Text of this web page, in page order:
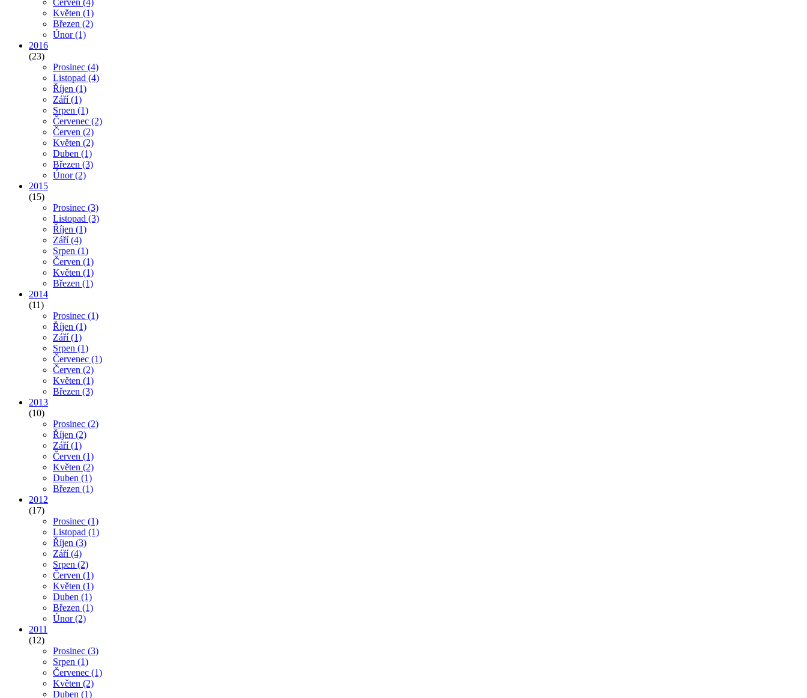
Červen (4)
Květen (1)
Březen (2)
Únor(1)
2016
(23)
Prosinec (4)
Listopad (4)
Říjen (1)
Září(1)
Srpen (1)
Červenec (2)
Červen (2)
Květen (2)
Duben (1)
Březen (3)
Únor(2)
2015
(15)
Prosinec (3)
Listopad (3)
Říjen (1)
Září(4)
Srpen (1)
Červen (1)
Květen (1)
Březen (1)
2014
(11)
Prosinec (1)
Říjen (1)
Září(1)
Srpen (1)
Červenec (1)
Červen (2)
Květen (1)
Březen (3)
2013
(10)
Prosinec (2)
Říjen (2)
Září(1)
Červen (1)
Květen (2)
Duben (1)
Březen (1)
2012
(17)
Prosinec (1)
Listopad (1)
Říjen (3)
Září(4)
Srpen (2)
Červen (1)
Květen (1)
Duben (1)
Březen (1)
Únor(2)
2011
(12)
Prosinec (3)
Srpen (1)
Červenec (1)
Květen (2)
Duben (1)